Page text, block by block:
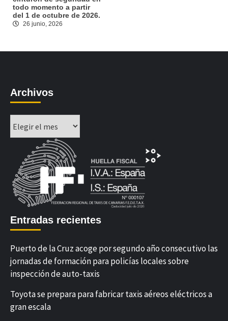
todo momento a partir
del 1 de octubre de 2026.
26 junio, 2026
Archivos
Entradas recientes
Puerto de la Cruz acoge por segundo año consecutivo las
jornadas de formación para policías locales sobre
inspección de auto-taxis
Toyota se prepara para fabricar taxis aéreos eléctricos a
gran escala